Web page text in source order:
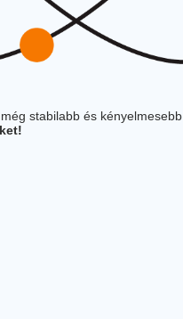
stabilabb és kényelmesebb